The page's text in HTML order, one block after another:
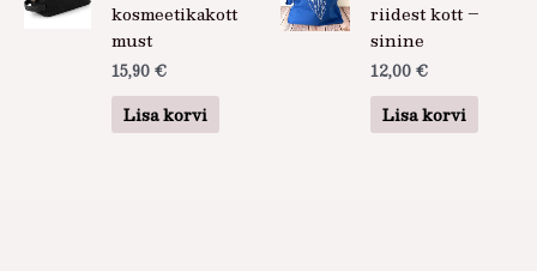
kosmeetikakott
must
15,90 €
Lisa korvi
riidest kott –
sinine
12,00 €
Lisa korvi